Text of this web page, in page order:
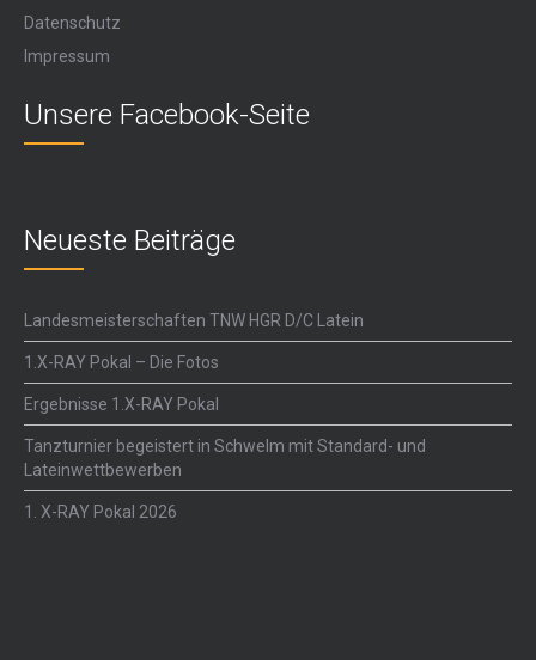
Datenschutz
Impressum
Unsere Facebook-Seite
Neueste Beiträge
Landesmeisterschaften TNW HGR D/C Latein
1.X-RAY Pokal – Die Fotos
Ergebnisse 1.X-RAY Pokal
Tanzturnier begeistert in Schwelm mit Standard- und
Lateinwettbewerben
1. X-RAY Pokal 2026